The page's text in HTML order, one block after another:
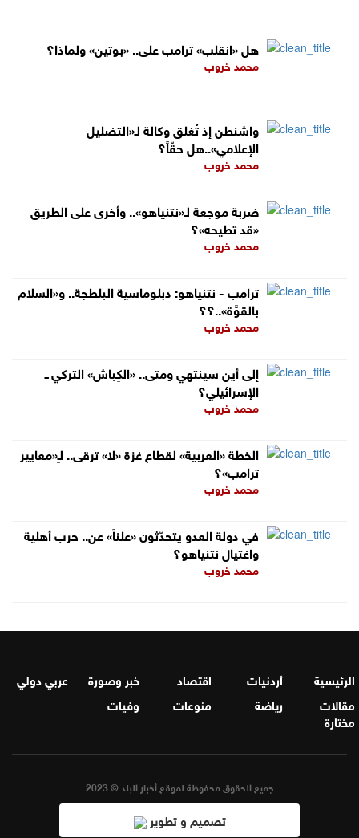
هل «انقلبَ» ترامب على.. «بوتين» ولماذا؟
محمد خروب
واشنطن إذ تُغلق وكالة لـ«التضليل
الإعلامي»..هل حقّاً؟
محمد خروب
ضربة موجعة لـ«نتنياهو».. وأخرى على الطريق
«قد تطيحه»؟
محمد خروب
ترامب - نتنياهو: دبلوماسية البلطجة.. و«السلام
بالقوَّة»..؟؟
محمد خروب
إلى أين سينتهي ومتى.. «الكِباش» التركي ــ
الإسرائيلي؟
محمد خروب
الخطة «العربية» لقطاع غزة «لا» ترقى.. لـِ«معايير
ترامب»؟
محمد خروب
في دولة العدو يتحدّثون «علناً» عن.. حرب أهلية
واغتيال نتنياهو؟
محمد خروب
الرئيسية أردنيات اقتصاد خبر وصورة
عربي دولي
مقالات
مختارة
رياضة منوعات وفيات
جميع الحقوق محفوظة لموقع أخبار البلد © 2023
تصميم و تطوير